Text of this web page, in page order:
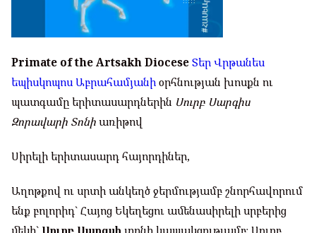
Primate of the Artsakh Diocese Տեր Վրթանես
եպիսկոպոս Աբրահամյանի օրհնության խոսքն ու
պատգամը երիտասարդներին Սուրբ Սարգիս
Զորավարի Տոնի առիթով
Սիրելի երիտասարդ հայորդիներ,
Աղոթքով ու սրտի անկեղծ ջերմությամբ շնորհավորում
ենք բոլորիդ` Հայոց Եկեղեցու ամենասիրելի սրբերից
մեկի` Սուրբ Սարգսի տոնի կապակցությամբ։ Սուրբ